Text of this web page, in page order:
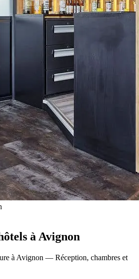
à Avignon
à Avignon — Réception, chambres et